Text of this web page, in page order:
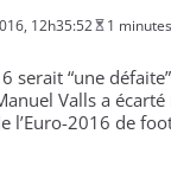
12h35:52
1
serait “une
Valls a
l’Euro-2016 de